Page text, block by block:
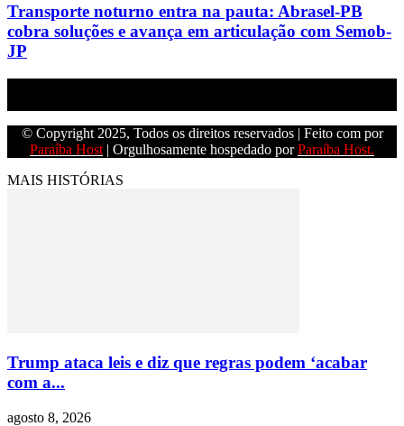
Transporte noturno entra na pauta: Abrasel-PB
cobra soluções e avança em articulação com Semob-
JP
© Copyright 2025, Todos os direitos reservados | Feito com por
Paraíba Host | Orgulhosamente hospedado porParaíba Host.
MAIS HISTÓRIAS
Trump ataca leis e diz que regras podem ‘acabar
com a...
agosto 8, 2026